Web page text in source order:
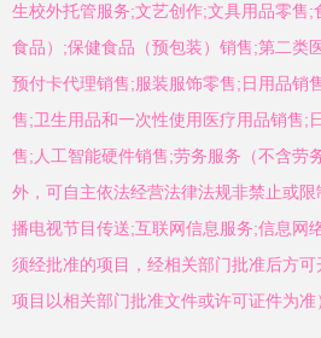
生校外托管服务;文艺创作;文具用品零售;
食品）;保健食品（预包装）销售;第二类
预付卡代理销售;服装服饰零售;日用品销
售;卫生用品和一次性使用医疗用品销售;
售;人工智能硬件销售;劳务服务（不含劳
外，可自主依法经营法律法规非禁止或
播电视节目传送;互联网信息服务;信息网
须经批准的项目，经相关部门批准后方
项目以相关部门批准文件或许可证件为准